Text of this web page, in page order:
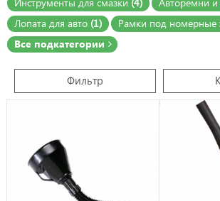
Лопата для авто (1) Рамки под номерные
Все подкатегории
Фильтр